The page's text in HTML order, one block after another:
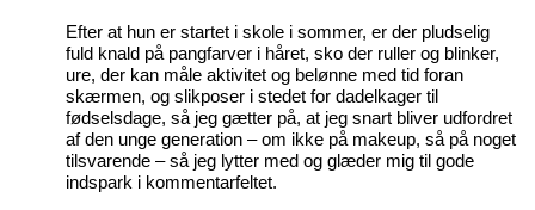
Efter at hun er startet i skole i sommer, er der pludselig
fuld knald på pangfarver i håret, sko der ruller og blinker,
ure, der kan måle aktivitet og belønne med tid foran
skærmen, og slikposer i stedet for dadelkager til
fødselsdage, så jeg gætter på, at jeg snart bliver udfordret
af den unge generation – om ikke på makeup, så på noget
tilsvarende – så jeg lytter med og glæder mig til gode
indspark i kommentarfeltet.